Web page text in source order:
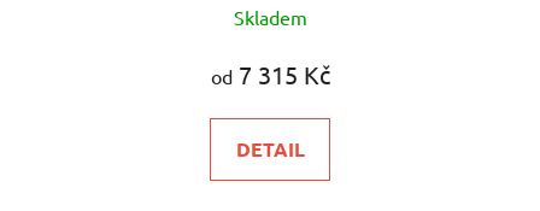
hodnocení
produktu
5,0
z
Skladem
od7 315 Kč
DETAIL